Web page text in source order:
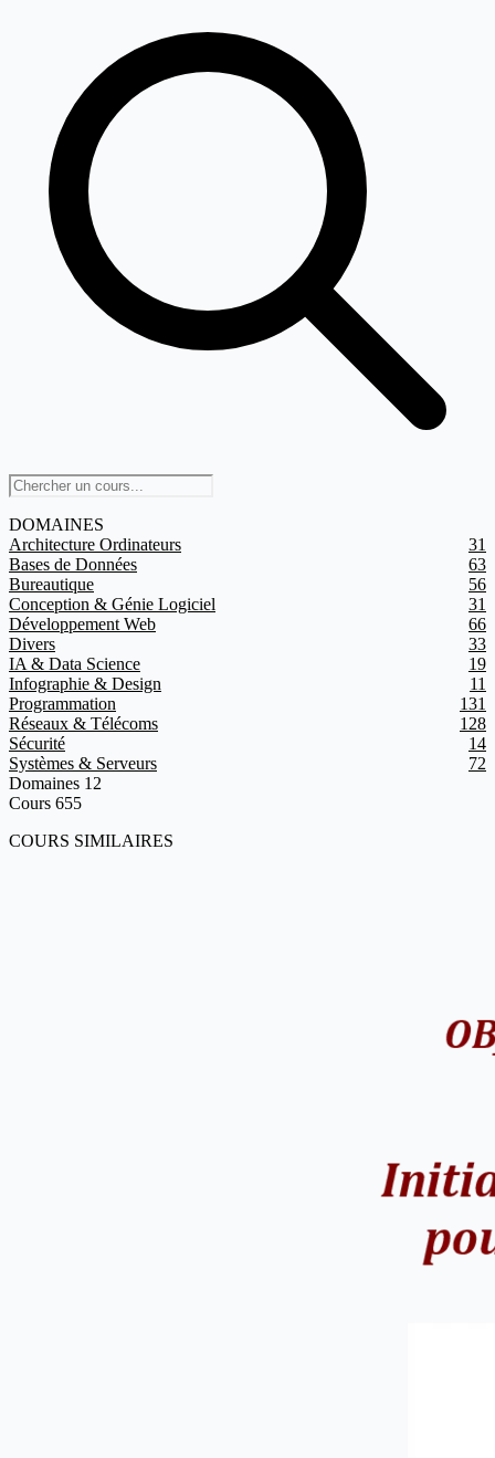
DOMAINES
Architecture Ordinateurs
31
Bases de Données
63
Bureautique
56
Conception & Génie Logiciel
31
Développement Web
66
Divers
33
IA & Data Science
19
Infographie & Design
11
Programmation
131
Réseaux & Télécoms
128
Sécurité
14
Systèmes & Serveurs
72
Domaines 12
Cours 655
COURS SIMILAIRES